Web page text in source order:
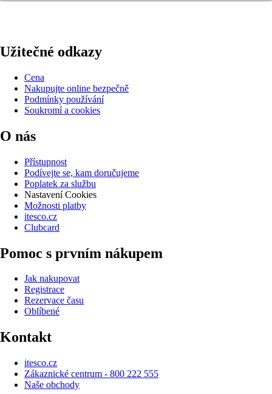
Užitečné odkazy
Cena
Nakupujte online bezpečně
Podmínky používání
Soukromí a cookies
O nás
Přístupnost
Podívejte se, kam doručujeme
Poplatek za službu
Nastavení Cookies
Možnosti platby
itesco.cz
Clubcard
Pomoc s prvním nákupem
Jak nakupovat
Registrace
Rezervace času
Oblíbené
Kontakt
itesco.cz
Zákaznické centrum - 800 222 555
Naše obchody